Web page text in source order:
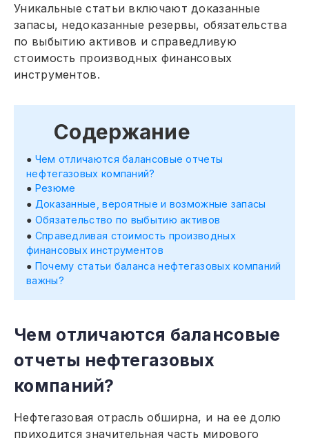
Уникальные статьи включают доказанные
запасы, недоказанные резервы, обязательства
по выбытию активов и справедливую
стоимость производных финансовых
инструментов.
Содержание
Чем отличаются балансовые отчеты
нефтегазовых компаний?
Резюме
Доказанные, вероятные и возможные запасы
Обязательство по выбытию активов
Справедливая стоимость производных
финансовых инструментов
Почему статьи баланса нефтегазовых компаний
важны?
Чем отличаются балансовые
отчеты нефтегазовых
компаний?
Нефтегазовая отрасль обширна, и на ее долю
приходится значительная часть мирового